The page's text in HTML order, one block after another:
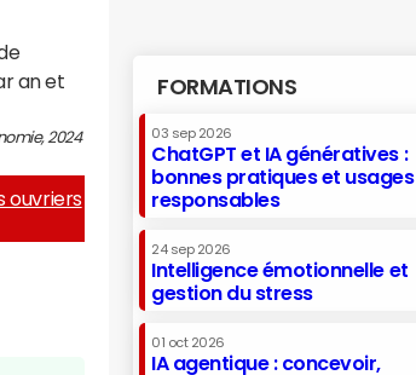
an et
2024
ouvriers
FORMATIONS
03 sep 2026
ChatGPT et IA génératives :
bonnes pratiques et usages
responsables
24 sep 2026
Intelligence émotionnelle et
gestion du stress
01 oct 2026
IA agentique : concevoir,